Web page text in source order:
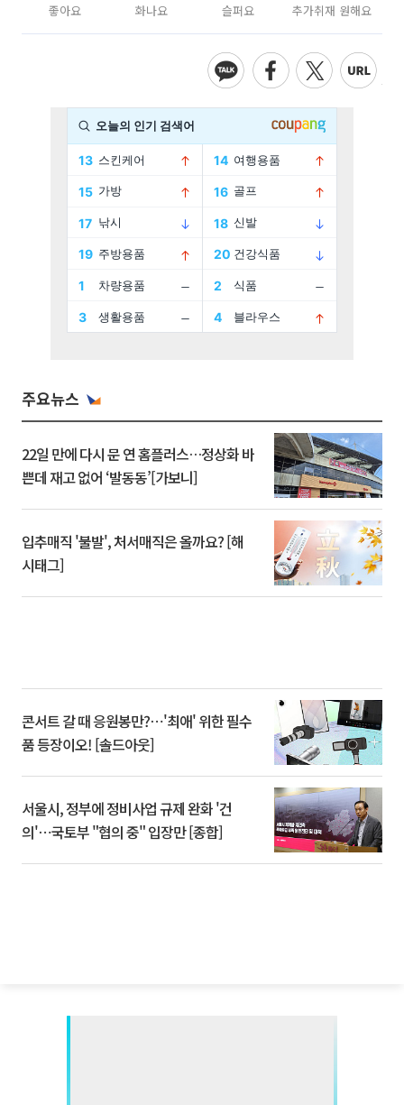
좋아요 화나요 슬퍼요 추가취재 원해요
주요뉴스
22일 만에 다시 문 연 홈플러스…정상화 바
쁜데 재고 없어 ‘발동동’[가보니]
입추매직 '불발', 처서매직은 올까요? [해
시태그]
콘서트 갈 때 응원봉만?⋯'최애' 위한 필수
품 등장이오! [솔드아웃]
서울시, 정부에 정비사업 규제 완화 '건
의'⋯국토부 "협의 중" 입장만 [종합]